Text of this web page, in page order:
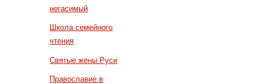
негасимый
Школа семейного
чтения
Святые жены Руси
Православие в